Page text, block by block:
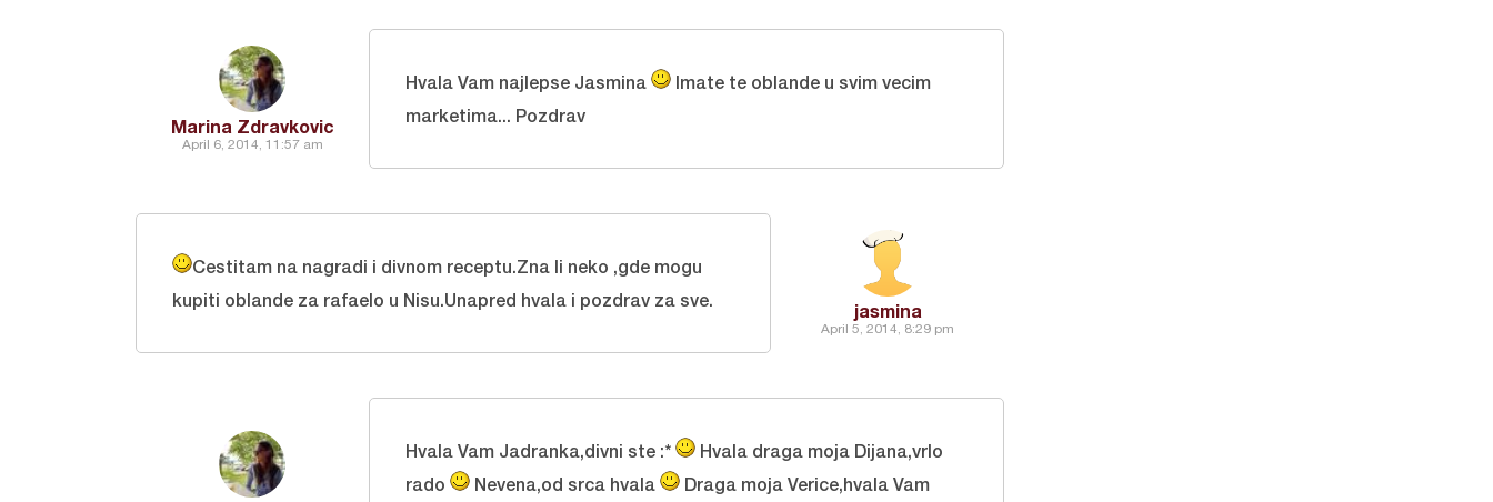
Marina Zdravkovic
April 6, 2014, 11:57 am
Hvala Vam najlepse Jasmina
Imate te oblande u svim vecim
marketima... Pozdrav
jasmina
April 5, 2014, 8:29 pm
Cestitam na nagradi i divnom receptu.Zna li neko ,gde mogu
kupiti oblande za rafaelo u Nisu.Unapred hvala i pozdrav za sve.
Hvala Vam Jadranka,divni ste :*
Hvala draga moja Dijana,vrlo
rado
Nevena,od srca hvala Draga moja Verice,hvala Vam